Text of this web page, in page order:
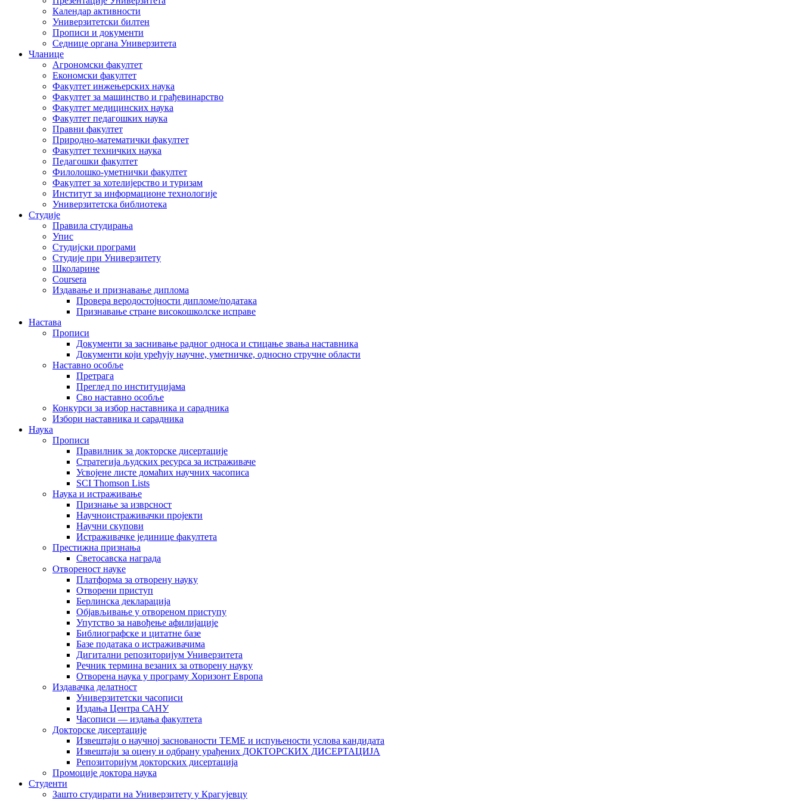
Календар активности
Универзитетски билтен
Прописи и документи
Седнице органа Универзитета
Чланице
Агрономски факултет
Економски факултет
Факултет инжењерских наука
Факултет за машинство и грађевинарство
Факултет медицинских наука
Факултет педагошких наука
Правни факултет
Природно-математички факултет
Факултет техничких наука
Педагошки факултет
Филолошко-уметнички факултет
Факултет за хотелијерство и туризам
Институт за информационе технологије
Универзитетска библиотека
Студије
Правила студирања
Упис
Студијски програми
Студије при Универзитету
Школарине
Coursera
Издавање и признавање диплома
Провера веродостојности дипломе/података
Признавање стране високошколске исправе
Настава
Прописи
Документи за заснивање радног односа и стицање звања наставника
Документи који уређују научне, уметничке, односно стручне области
Наставно особље
Претрага
Преглед по институцијама
Сво наставно особље
Конкурси за избор наставника и сарадника
Избори наставника и сарадника
Наука
Прописи
Правилник за докторске дисертације
Стратегија људских ресурса за истраживаче
Усвојене листе домаћих научних часописа
SCI Thomson Lists
Наука и истраживање
Признање за изврсност
Научноистраживачки пројекти
Научни скупови
Истраживачке јединице факултета
Престижна признања
Светосавска награда
Отвореност науке
Платформа за отворену науку
Отворени приступ
Берлинска декларација
Објављивање у отвореном приступу
Упутство за навођење афилијације
Библиографске и цитатне базе
Базе података о истраживачима
Дигитални репозиторијум Универзитета
Рeчник термина везаних за отворену науку
Отворена наука у програму Хоризонт Европа
Издавачка делатност
Универзитетски часописи
Издања Центра САНУ
Часописи — издања факултета
Докторске дисертације
Извештаји о научној заснованости ТЕМЕ и испуњености услова кандидата
Извештаји за оцену и одбрану урађених ДОКТОРСКИХ ДИСЕРТАЦИЈА
Репозиторијум докторских дисертација
Промоције доктора наука
Студенти
Зашто студирати на Универзитету у Крагујевцу